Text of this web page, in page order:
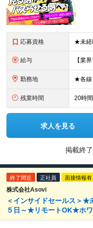
応募資格
給与
勤務地
残業時間 20時
求人を見る
掲載終
終了間近 正社員 面接情報有
株式会社Asovi
＜インサイドセールス＞
５日～★リモートOK★ホ